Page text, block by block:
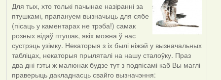
Для тых, хто толькі пачынае назіранні за
птушкамі, прапануем вызначыць для сябе
(пісаць у каментарах не трэба!) самак
розных відаў птушак, якіх можна ў нас
сустрэць узімку. Некаторыя з іх былі ніжэй у вызначальных
табліцах, некаторыя прыляталі на нашу сталоўку. Праз
два дні гэты ж малюнак будзе тут з подпісамі каб Вы маглі
праверыць дакладнасць свайго вызначэння: